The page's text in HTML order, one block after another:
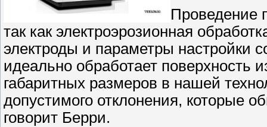
Проведение
так как электроэрозионная
электроды и параметры настройки
идеально обработает поверхность
габаритных размеров в нашей
допустимого отклонения, которые
говорит Берри.